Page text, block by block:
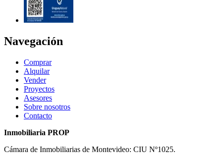
Navegación
Comprar
Alquilar
Vender
Proyectos
Asesores
Sobre nosotros
Contacto
Inmobiliaria PROP
Cámara de Inmobiliarias de Montevideo: CIU Nº1025.